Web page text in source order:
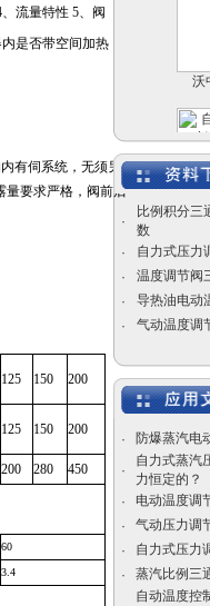
、流量特性 5、阀
是否带空间加热
有伺系统，无须另
量要求严格，阀前后
125 150 200
125 150 200
200 280
450
60
3.4
自力式
压
·
比例积分三
数
·
自力式压力
·
温度调节阀
·
导热油电动
·
气动温度调
· 防爆蒸汽电
·
自力式蒸汽
力恒定的？
·
电动温度调
·
气动压力调
·
自力式压力
·
蒸汽比例三
自动温度控